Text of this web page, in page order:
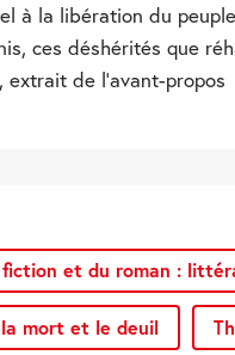
à la libération du
ces déshérités que
de l’avant-propos
fiction et du roman :
mort et le deuil